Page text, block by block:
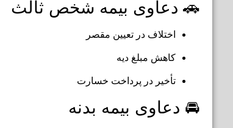
🚗 دعاوی بیمه شخص ثالث
اختلاف در تعیین مقصر
کاهش مبلغ دیه
تأخیر در پرداخت خسارت
🚘 دعاوی بیمه بدنه